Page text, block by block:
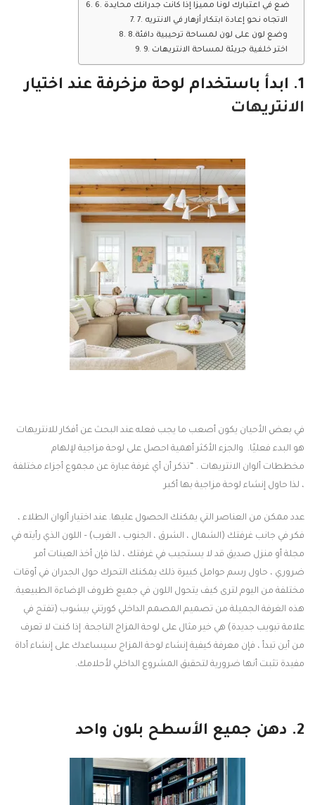
6. ضع في اعتبارك لونًا مميزًا إذا كانت جدرانك محايدة
1. ابدأ باستخدام لوحة مزخرفة عند اختيار
الانتريهات
في بعض الأحيان يكون أصعب ما يجب فعله عند البحث عن أفكار للانتريهات
هو البدء فعليًا. والجزء الأكثر أهمية احصل على لوحة مزاجية لإلهام
مخططات ألوان الانتريهات . “تذكر أن أي غرفة عبارة عن مجموع أجزاء مختلفة
، لذا حاول إنشاء لوحة مزاجية بها أكبر
عدد ممكن من العناصر التي يمكنك الحصول عليها. عند اختيار ألوان الطلاء ،
فكر في جانب غرفتك (الشمال ، الشرق ، الجنوب ، الغرب) – اللون الذي رأيته في
مجلة أو منزل صديق قد لا يستجيب في غرفتك ، لذا فإن أخذ العينات أمر
ضروري ، حاول رسم حوامل كبيرة ذلك يمكنك التحرك حول الجدران في أوقات
مختلفة من اليوم لترى كيف يتحول اللون في جميع ظروف الإضاءة الطبيعية.
هذه الغرفة الجميلة من تصميم المصمم الداخلي كورتني بيشوب (تفتح في
علامة تبويب جديدة) هي خير مثال على لوحة المزاج الناجحة. إذا كنت لا تعرف
من أين تبدأ ، فإن معرفة كيفية إنشاء لوحة المزاج سيساعدك على إنشاء أداة
مفيدة تثبت أنها ضرورية لتحقيق المشروع الداخلي لأحلامك.
2. دهن جميع الأسطح بلون واحد